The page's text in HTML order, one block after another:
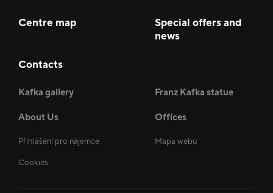
Centre map
Special offers and
news
Contacts
Kafka gallery Franz Kafka statue
About Us Offices
Přihlášení pro nájemce Mapa webu
Cookies